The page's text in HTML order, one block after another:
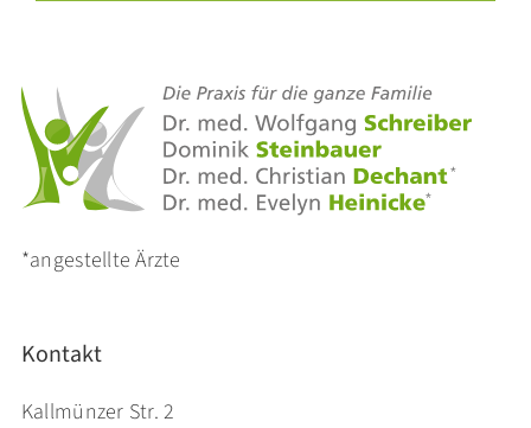
*angestellte Ärzte
Kontakt
Kallmünzer Str. 2